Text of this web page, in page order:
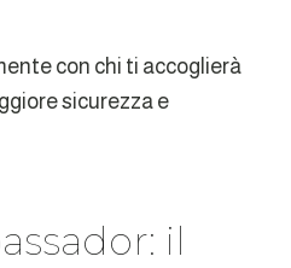
con chi ti accoglierà
sicurezza e
il